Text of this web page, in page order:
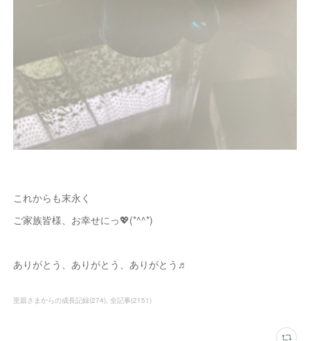
これからも末永く
ご家族皆様、お幸せにっ💖(*^^*)
ありがとう、ありがとう、ありがとう♬
里親さまからの成長記録(274) 全記事(2151)